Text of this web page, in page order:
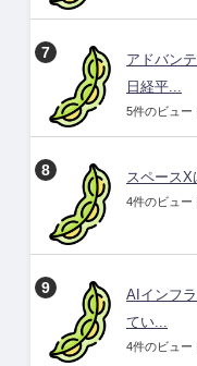
アドバン
日経平...
5件のビュー
スペースX
4件のビュー
AIインフ
てい...
4件のビュー